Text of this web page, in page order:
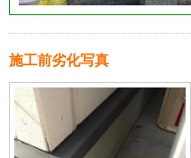
施工前劣化写真